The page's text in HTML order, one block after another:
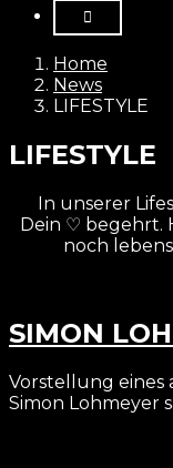
Home
News
LIFESTYLE
LIFESTYLE
In unserer
Dein ♡ begehrt.
noch
SIMON
Vorstellung eines
Simon Lohmeyer